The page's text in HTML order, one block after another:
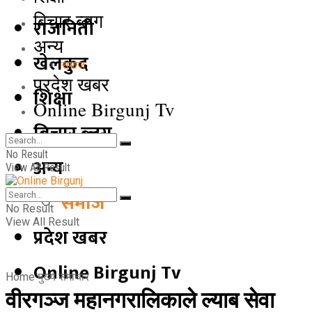
राजनिती
खेलकुद
शिक्षा
बिचार ब्लग
अन्य
समाज
प्रदेश खबर
Online Birgunj Tv
बिचार ब्लग
अन्य
समाज
प्रदेश खबर
Online Birgunj Tv
No Result
View All Result
No Result
View All Result
Home मुख्य समाचार
वीरगञ्ज महानगरालिकाले ल्याब सेवा